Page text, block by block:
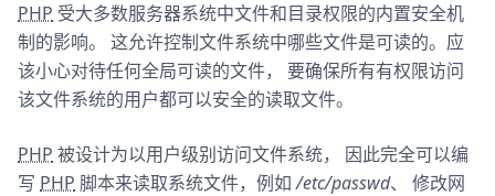
PHP 受大多数服务器系统中文件和目录权限的内置安全机
制的影响。 这允许控制文件系统中哪些文件是可读的。应
该小心对待任何全局可读的文件， 要确保所有有权限访问
该文件系统的用户都可以安全的读取文件。
PHP 被设计为以用户级别访问文件系统， 因此完全可以编
写 PHP 脚本来读取系统文件，例如/etc/passwd、 修改网